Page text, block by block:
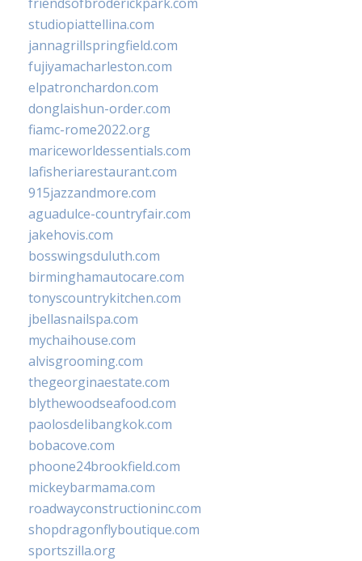
studiopiattellina.com
jannagrillspringfield.com
fujiyamacharleston.com
elpatronchardon.com
donglaishun-order.com
fiamc-rome2022.org
mariceworldessentials.com
lafisheriarestaurant.com
915jazzandmore.com
aguadulce-countryfair.com
jakehovis.com
bosswingsduluth.com
birminghamautocare.com
tonyscountrykitchen.com
jbellasnailspa.com
mychaihouse.com
alvisgrooming.com
thegeorginaestate.com
blythewoodseafood.com
paolosdelibangkok.com
bobacove.com
phoone24brookfield.com
mickeybarmama.com
roadwayconstructioninc.com
shopdragonflyboutique.com
sportszilla.org